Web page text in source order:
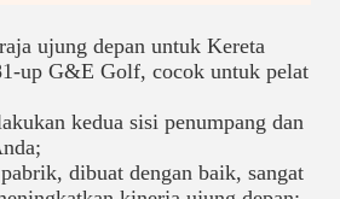
ujung depan untuk Kereta
up G&E Golf, cocok untuk pelat
kedua sisi penumpang dan
dibuat dengan baik, sangat